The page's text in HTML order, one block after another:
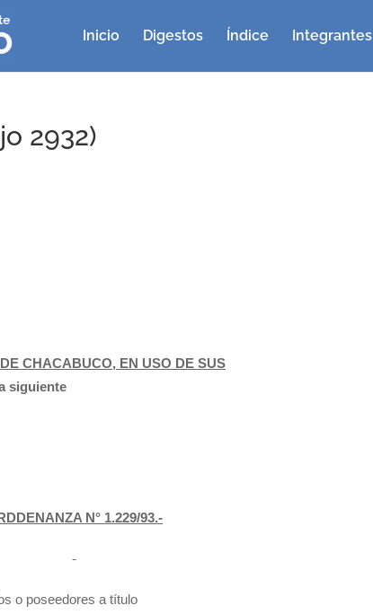
Inicio Digestos Índice Integrantes
2932)
CHACABUCO, EN USO DE SUS
siguiente
N° 1.229/93.-
o poseedores a título